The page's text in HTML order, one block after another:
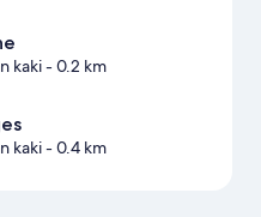
kaki- 0.2 km
kaki- 0.4 km